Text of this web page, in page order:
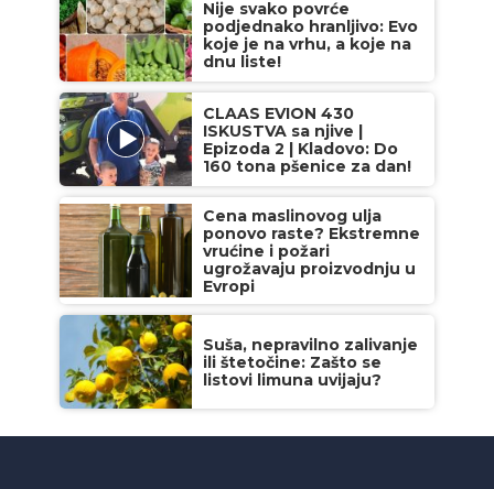
Nije svako povrće
podjednako hranljivo: Evo
koje je na vrhu, a koje na
dnu liste!
CLAAS EVION 430
ISKUSTVA sa njive |
Epizoda 2 | Kladovo: Do
160 tona pšenice za dan!
Cena maslinovog ulja
ponovo raste? Ekstremne
vrućine i požari
ugrožavaju proizvodnju u
Evropi
Suša, nepravilno zalivanje
ili štetočine: Zašto se
listovi limuna uvijaju?